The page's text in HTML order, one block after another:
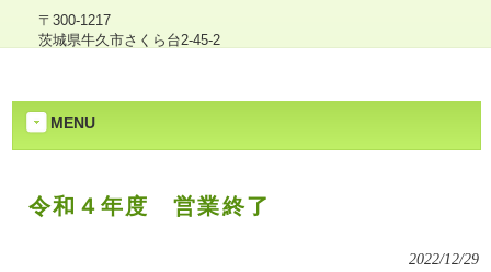
〒300-1217
茨城県牛久市さくら台2-45-2
MENU
令和４年度 営業終了
2022/12/29